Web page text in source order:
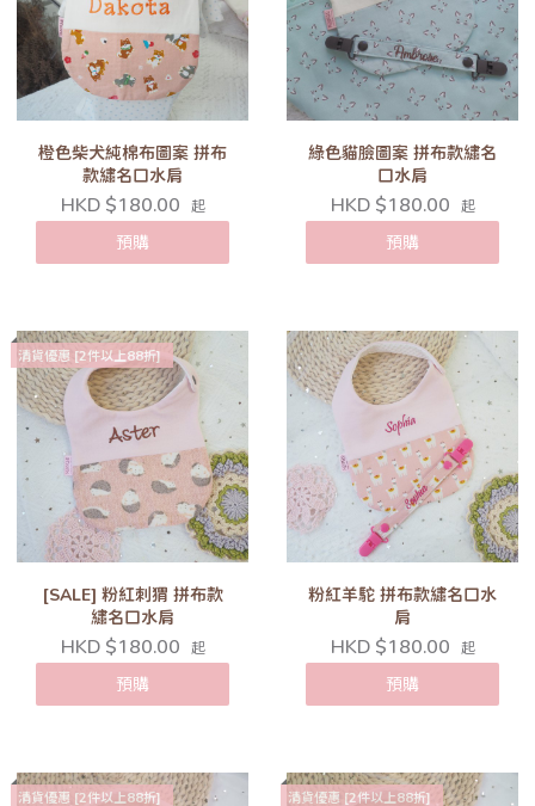
橙色柴犬純棉布圖案 拼布
款繡名口水肩
HKD $180.00 起
預購
綠色貓臉圖案 拼布款繡名
口水肩
HKD $180.00 起
預購
清貨優惠 [2件以上88折]
[SALE] 粉紅刺猬 拼布款
繡名口水肩
HKD $180.00 起
預購
粉紅羊駝 拼布款繡名口水
肩
HKD $180.00 起
預購
清貨優惠 [2件以上88折] 清貨優惠 [2件以上88折]